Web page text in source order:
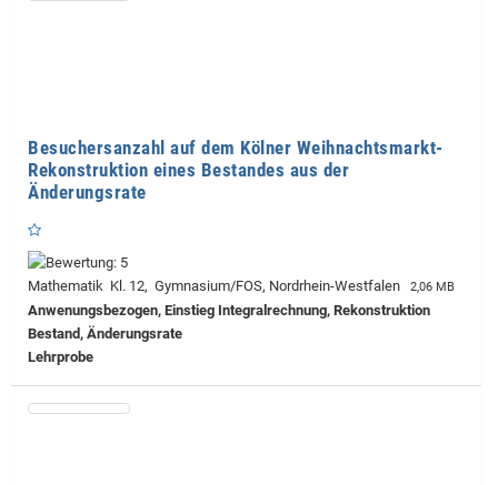
Besuchersanzahl auf dem Kölner Weihnachtsmarkt-
Rekonstruktion eines Bestandes aus der
Änderungsrate
Mathematik Kl. 12, Gymnasium/FOS, Nordrhein-Westfalen 2,06 MB
Anwenungsbezogen, Einstieg Integralrechnung, Rekonstruktion
Bestand, Änderungsrate
Lehrprobe